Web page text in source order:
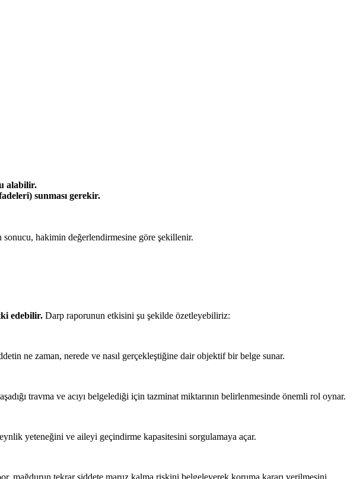
alabilir.
sunması gerekir.
sonucu, hakimin değerlendirmesine göre şekillenir.
edebilir. Darp raporunun etkisini şu şekilde özetleyebiliriz:
ne zaman, nerede ve nasıl gerçekleştiğine dair objektif bir belge sunar.
travma ve acıyı belgelediği için tazminat miktarının belirlenmesinde önemli rol oynar.
yeteneğini ve aileyi geçindirme kapasitesini sorgulamaya açar.